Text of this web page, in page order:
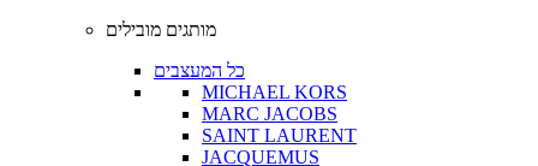
מותגים מובילים
כל המעצבים
MICHAEL KORS
MARC JACOBS
SAINT LAURENT
JACQUEMUS